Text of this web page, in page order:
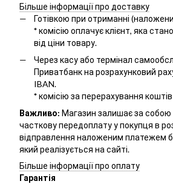
Більше інформації про доставку
Готівкою при отриманні
*комісію оплачує клієнт, яка
від ціни товару.
Через касу або термінал
Приватбанк на розрахунковий
IBAN.
*комісію за перерахування
Важливо: Магазин залишає за
часткову передоплату у покупця в
відправлення наложеним платежем
який реалізується на сайті.
Більше інформації про оплату
Гарантія